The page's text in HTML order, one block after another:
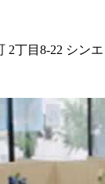
2丁目8-22 シンエ